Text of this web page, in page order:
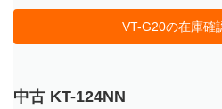
VT-G20の在庫確
中古 KT-124NN